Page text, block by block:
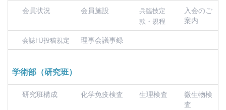
会員状況 会員施設
兵臨技定
款・規程
入会のご
案内
会誌HJ投稿規定 理事会議事録
学術部（研究班）
研究班構成 化学免疫検査 生理検査
微生物検
査